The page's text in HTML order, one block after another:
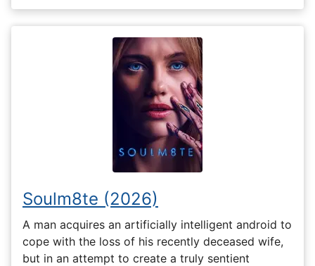
Soulm8te (2026)
A man acquires an artificially intelligent android to
cope with the loss of his recently deceased wife,
but in an attempt to create a truly sentient